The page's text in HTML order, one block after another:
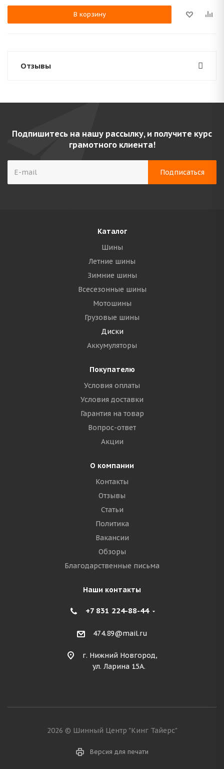
В корзину
Отзывы
Подпишитесь на нашу рассылку, и получите курс
грамотного клиента!
Каталог
Шины
Летние шины
Зимние шины
Всесезонные шины
Мотошины
Грузовые шины
Диски
Аккумуляторы
Покупателю
Условия оплаты
Условия доставки
Гарантия на товар
Вопрос-ответ
Акции
О компании
Контакты
Отзывы
Статьи
Политика
Вакансии
Обзоры
Благодарственные письма
Наши контакты
+7 831 224-88-44
474.89@mail.ru
г. Нижний Новгород,
ул. Ларина 15А.
2026 © Шинный Центр "Кинг Тайерс"
Версия для печати